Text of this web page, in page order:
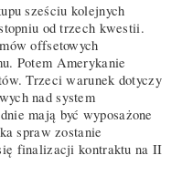
sześciu kolejnych
od trzech kwestii.
offsetowych
Potem Amerykanie
Trzeci warunek dotyczy
nad system
mają być wyposażone
spraw zostanie
finalizacji kontraktu na II